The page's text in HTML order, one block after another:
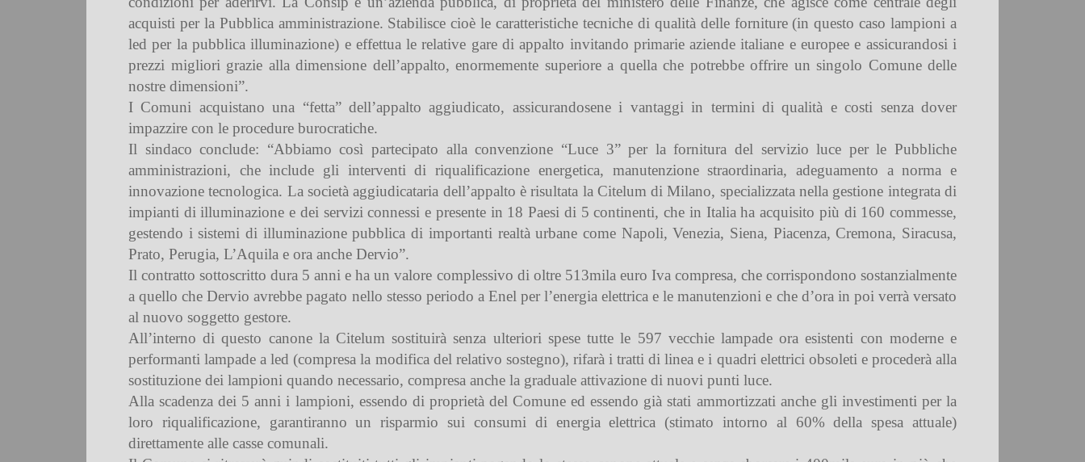
acquisti per la Pubblica amministrazione. Stabilisce cioè le caratteristiche tecniche di qualità delle forniture (in questo caso lampioni a
led per la pubblica illuminazione) e effettua le relative gare di appalto invitando primarie aziende italiane e europee e assicurandosi i
prezzi migliori grazie alla dimensione dell’appalto, enormemente superiore a quella che potrebbe offrire un singolo Comune delle
nostre dimensioni”.
I Comuni acquistano una “fetta” dell’appalto aggiudicato, assicurandosene i vantaggi in termini di qualità e costi senza dover
impazzire con le procedure burocratiche.
Il sindaco conclude: “Abbiamo così partecipato alla convenzione “Luce 3” per la fornitura del servizio luce per le Pubbliche
amministrazioni, che include gli interventi di riqualificazione energetica, manutenzione straordinaria, adeguamento a norma e
innovazione tecnologica. La società aggiudicataria dell’appalto è risultata la Citelum di Milano, specializzata nella gestione integrata di
impianti di illuminazione e dei servizi connessi e presente in 18 Paesi di 5 continenti, che in Italia ha acquisito più di 160 commesse,
gestendo i sistemi di illuminazione pubblica di importanti realtà urbane come Napoli, Venezia, Siena, Piacenza, Cremona, Siracusa,
Prato, Perugia, L’Aquila e ora anche Dervio”.
Il contratto sottoscritto dura 5 anni e ha un valore complessivo di oltre 513mila euro Iva compresa, che corrispondono sostanzialmente
a quello che Dervio avrebbe pagato nello stesso periodo a Enel per l’energia elettrica e le manutenzioni e che d’ora in poi verrà versato
al nuovo soggetto gestore.
All’interno di questo canone la Citelum sostituirà senza ulteriori spese tutte le 597 vecchie lampade ora esistenti con moderne e
performanti lampade a led (compresa la modifica del relativo sostegno), rifarà i tratti di linea e i quadri elettrici obsoleti e procederà alla
sostituzione dei lampioni quando necessario, compresa anche la graduale attivazione di nuovi punti luce.
Alla scadenza dei 5 anni i lampioni, essendo di proprietà del Comune ed essendo già stati ammortizzati anche gli investimenti per la
loro riqualificazione, garantiranno un risparmio sui consumi di energia elettrica (stimato intorno al 60% della spesa attuale)
direttamente alle casse comunali.